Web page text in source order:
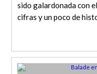
sido galardonada con
cifras y un poco de